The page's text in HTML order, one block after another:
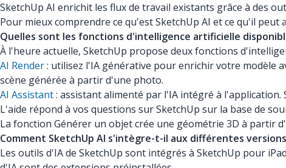
SketchUp AI enrichit les flux de travail existants grâce à des
Pour mieux comprendre ce qu'est SketchUp AI et ce qu'il
Quelles sont les fonctions d'intelligence artificielle
À l'heure actuelle, SketchUp propose deux fonctions
AI Render: utilisez l'IA générative pour enrichir votre modèle
scène générée à partir d'une photo.
AI Assistant: assistant alimenté par l'IA intégré à
L'aide répond à vos questions sur SketchUp sur la base de
La fonction Générer un objet crée une géométrie 3D à partir
Comment SketchUp AI s'intègre-t-il aux différentes
Les outils d'IA de SketchUp sont intégrés à SketchUp pour